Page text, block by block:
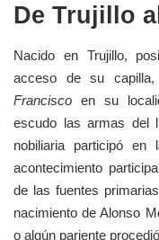
De Trujillo
Nacido en Trujillo,
acceso de su
Francisco en su
escudo las armas del
nobiliaria participó en
acontecimiento
de las fuentes
nacimiento de Alonso
o algún pariente